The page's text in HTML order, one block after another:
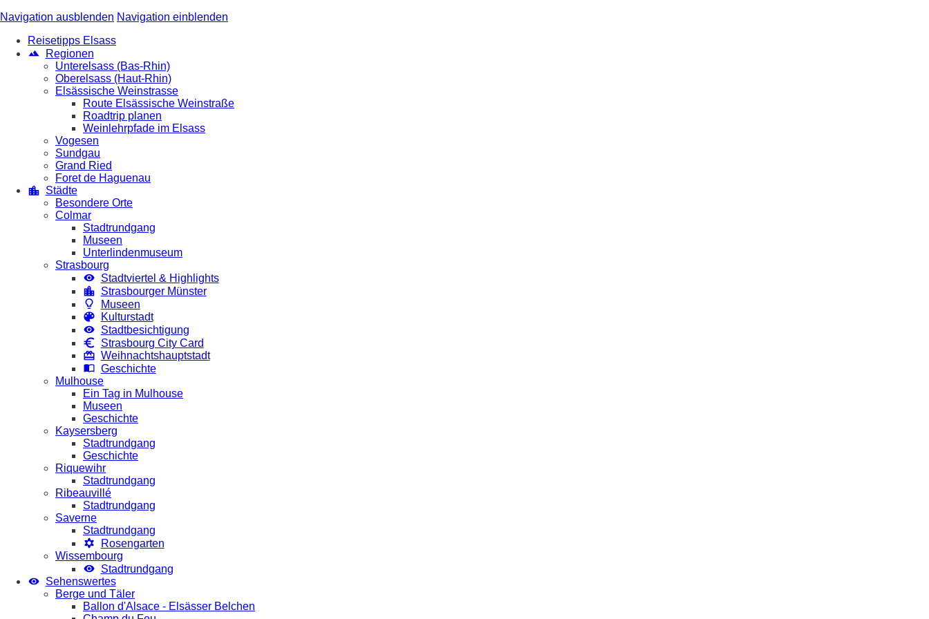
Navigation ausblenden Navigation einblenden
Reisetipps Elsass
Regionen
Unterelsass (Bas-Rhin)
Oberelsass (Haut-Rhin)
Elsässische Weinstrasse
Route Elsässische Weinstraße
Roadtrip planen
Weinlehrpfade im Elsass
Vogesen
Sundgau
Grand Ried
Foret de Haguenau
Städte
Besondere Orte
Colmar
Stadtrundgang
Museen
Unterlindenmuseum
Strasbourg
Stadtviertel & Highlights
Strasbourger Münster
Museen
Kulturstadt
Stadtbesichtigung
Strasbourg City Card
Weihnachtshauptstadt
Geschichte
Mulhouse
Ein Tag in Mulhouse
Museen
Geschichte
Kaysersberg
Stadtrundgang
Geschichte
Riquewihr
Stadtrundgang
Ribeauvillé
Stadtrundgang
Saverne
Stadtrundgang
Rosengarten
Wissembourg
Stadtrundgang
Sehenswertes
Berge und Täler
Ballon d'Alsace - Elsässer Belchen